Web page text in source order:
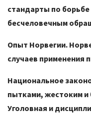
стандарты по
бесчеловечным
Опыт Норвегии.
случаев применения
Национальное
пытками, жестоким
Уголовная и